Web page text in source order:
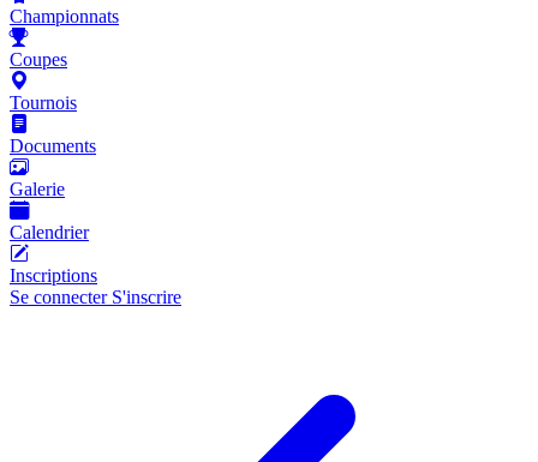
Championnats
Coupes
Tournois
Documents
Galerie
Calendrier
Inscriptions
Se connecter S'inscrire